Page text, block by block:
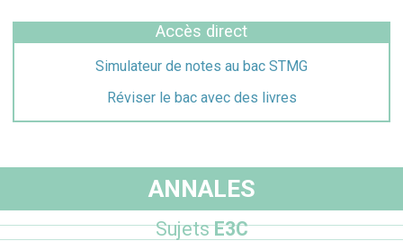
Accès direct
Simulateur de notes au bac STMG
Réviser le bac avec des livres
ANNALES
SujetsE3C